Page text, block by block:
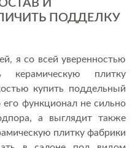
И
ПОДДЕЛКУ
я со всей уверенностью
керамическую плитку
купить поддельный
его функционал не сильно
а выглядит также
плитку фабрики